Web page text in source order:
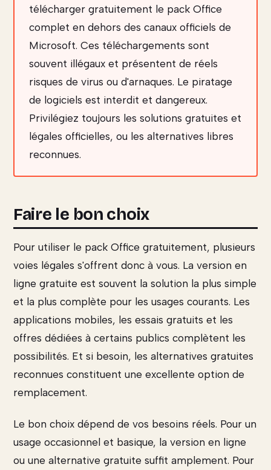
télécharger gratuitement le pack Office
complet en dehors des canaux officiels de
Microsoft. Ces téléchargements sont
souvent illégaux et présentent de réels
risques de virus ou d'arnaques. Le piratage
de logiciels est interdit et dangereux.
Privilégiez toujours les solutions gratuites et
légales officielles, ou les alternatives libres
reconnues.
Faire le bon choix
Pour utiliser le pack Office gratuitement, plusieurs
voies légales s'offrent donc à vous. La version en
ligne gratuite est souvent la solution la plus simple
et la plus complète pour les usages courants. Les
applications mobiles, les essais gratuits et les
offres dédiées à certains publics complètent les
possibilités. Et si besoin, les alternatives gratuites
reconnues constituent une excellente option de
remplacement.
Le bon choix dépend de vos besoins réels. Pour un
usage occasionnel et basique, la version en ligne
ou une alternative gratuite suffit amplement. Pour